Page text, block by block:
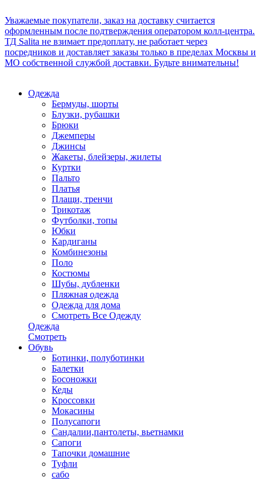
Уважаемые покупатели, заказ на доставку считается
оформленным после подтверждения оператором колл-центра.
ТД Salita не взимает предоплату, не работает через
посредников и доставляет заказы только в пределах Москвы и
МО собственной службой доставки. Будьте внимательны!
Одежда
Бермуды, шорты
Блузки, рубашки
Брюки
Джемперы
Джинсы
Жакеты, блейзеры, жилеты
Куртки
Пальто
Платья
Плащи, тренчи
Трикотаж
Футболки, топы
Юбки
Кардиганы
Комбинезоны
Поло
Костюмы
Шубы, дубленки
Пляжная одежда
Одежда для дома
Смотреть Все Одежду
Одежда
Смотреть
Обувь
Ботинки, полуботинки
Балетки
Босоножки
Кеды
Кроссовки
Мокасины
Полусапоги
Сандалии,пантолеты, вьетнамки
Сапоги
Тапочки домашние
Туфли
сабо